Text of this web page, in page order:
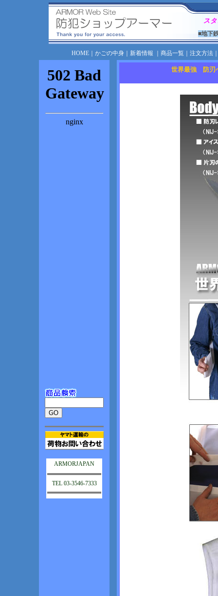
ス
■地下
HOME｜ かごの中身｜ 新着情報 商品一覧｜ 注文方法
ARMORJAPAN
TEL 03-3546-7333
世界最強 防刃